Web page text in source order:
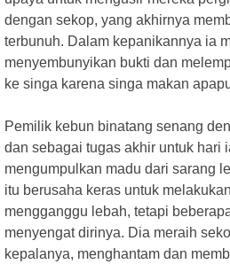
dengan sekop, yang akhirnya
terbunuh. Dalam kepanikannya ia
menyembunyikan bukti dan
ke singa karena singa makan
Pemilik kebun binatang senang
dan sebagai tugas akhir untuk hari
mengumpulkan madu dari sarang
itu berusaha keras untuk
mengganggu lebah, tetapi
menyengat dirinya. Dia meraih
kepalanya, menghantam dan